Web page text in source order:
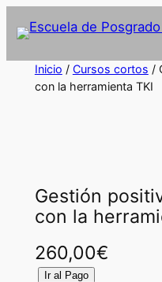
Inicio / Cursos cortos /
con la herramienta TKI
Gestión
con la
260,00€
Ir al Pago